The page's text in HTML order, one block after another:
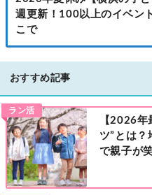
週更新！100以上のイベン
こで
おすすめ記事
ラン活
【2026年
ツ”とは？
で親子が